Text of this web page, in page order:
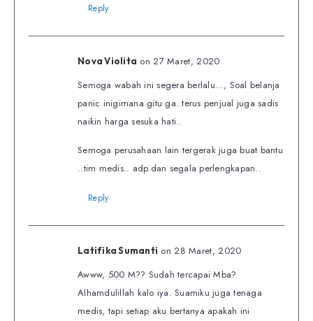
Reply
Nova Violita on 27 Maret, 2020
Semoga wabah ini segera berlalu…, Soal belanja
panic inigimana gitu ga..terus penjual juga sadis
naikin harga sesuka hati..
Semoga perusahaan lain tergerak juga buat bantu
..tim medis.. adp.dan segala perlengkapan..
Reply
Latifika Sumanti on 28 Maret, 2020
Awww, 500 M?? Sudah tercapai Mba?
Alhamdulillah kalo iya. Suamiku juga tenaga
medis, tapi setiap aku bertanya apakah ini